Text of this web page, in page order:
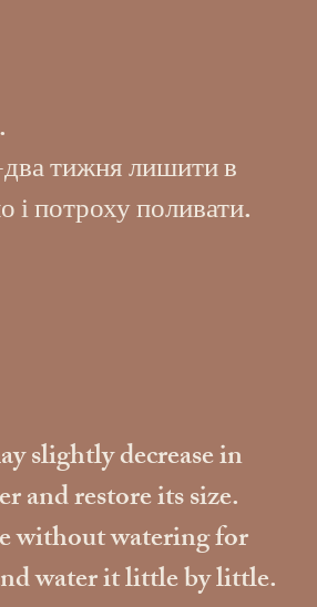
два тижня лишити в
і потроху поливати.
slightly decrease in
and restore its size.
without watering for
water it little by little.